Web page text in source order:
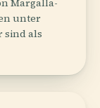
unter
sind als